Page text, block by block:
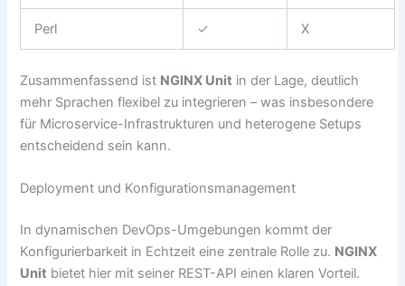
Perl ✓ X
Zusammenfassend ist NGINX Unit in der Lage, deutlich
mehr Sprachen flexibel zu integrieren – was insbesondere
für Microservice-Infrastrukturen und heterogene Setups
entscheidend sein kann.
Deployment und Konfigurationsmanagement
In dynamischen DevOps-Umgebungen kommt der
Konfigurierbarkeit in Echtzeit eine zentrale Rolle zu. NGINX
Unit bietet hier mit seiner REST-API einen klaren Vorteil.